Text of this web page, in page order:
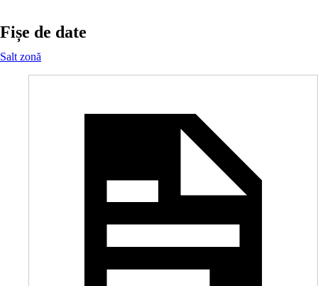
Fișe de date
Salt zonă